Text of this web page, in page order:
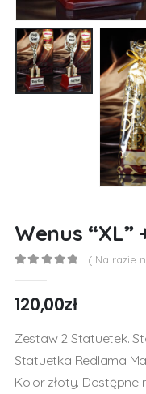
Wenus “XL”
( Na razie
120,00zł
Zestaw 2 Statuetek.
Statuetka Redlama
Kolor złoty.